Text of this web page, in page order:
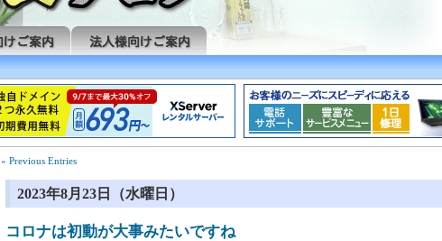
« Previous Entries
2023年8月23日（水曜日）
コロナは初動が大事みたいですね